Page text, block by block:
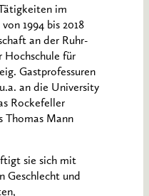
im
1994 bis 2018
an der Ruhr-
Hochschule für
Gastprofessuren
an die University
Rockefeller
Thomas Mann
sie sich mit
Geschlecht und